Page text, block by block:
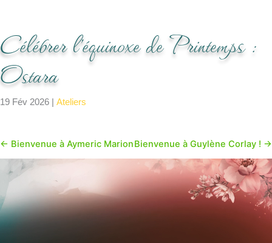
Célébrer l’équinoxe de Printemps :
Ostara
19 Fév 2026 Ateliers
← Bienvenue à Aymeric MarionBienvenue à Guylène Corlay ! →